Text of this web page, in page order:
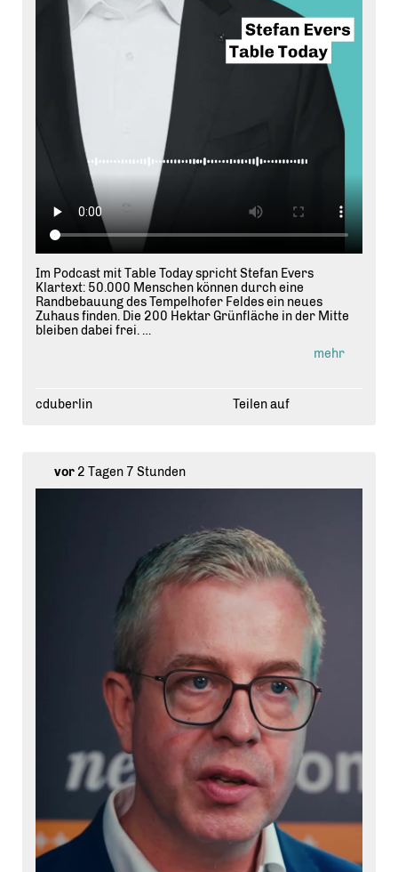
Im Podcast mit Table Today spricht Stefan Evers
Klartext: 50.000 Menschen können durch eine
Randbebauung des Tempelhofer Feldes ein neues
Zuhaus finden. Die 200 Hektar Grünfläche in der Mitte
bleiben dabei frei.
Berlin steckt voller Potenzial, aber es braucht den
sondern eine Aufgabe, die angepackt werden muss.
🎧 Hört rein in den Podcast
mehr
cduberlin Teilen auf
vor2 Tagen 7 Stunden